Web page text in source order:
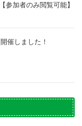
参加者のみ閲覧可能】
催しました！